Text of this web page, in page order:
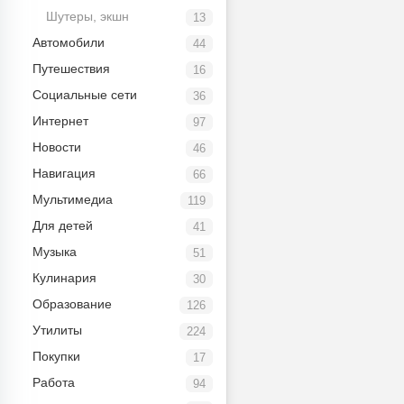
13
Шутеры, экшн
44
Автомобили
16
Путешествия
36
Социальные сети
97
Интернет
46
Новости
66
Навигация
119
Мультимедиа
41
Для детей
51
Музыка
30
Кулинария
126
Образование
224
Утилиты
17
Покупки
94
Работа